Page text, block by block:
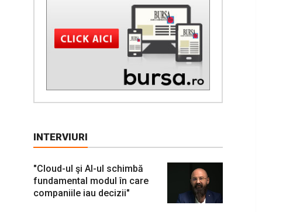
INTERVIURI
"Cloud-ul şi AI-ul schimbă
fundamental modul în care
companiile iau decizii"